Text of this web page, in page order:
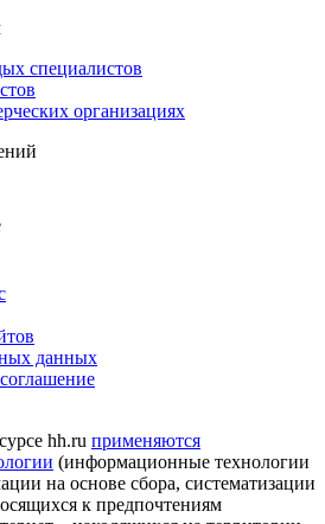
специалистов
организациях
данных
hh.ru применяются
(информационные технологии
на основе сбора, систематизации
к предпочтениям